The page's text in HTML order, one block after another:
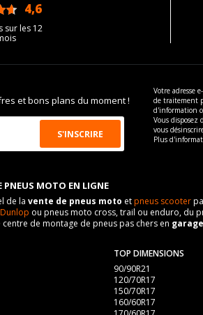
4,6
sur les 12
et bons plans du moment !
Votre adresse
de traitement
d'information
Vous
vous
Plus
PNEUS MOTO EN LIGNE
de la vente de pneus moto etpneus scooter
ou pneus moto cross, trail ou enduro, du
de montage de pneus pas chers en
TOP DIMENSIONS
90/90R21
120/70R17
150/70R17
160/60R17